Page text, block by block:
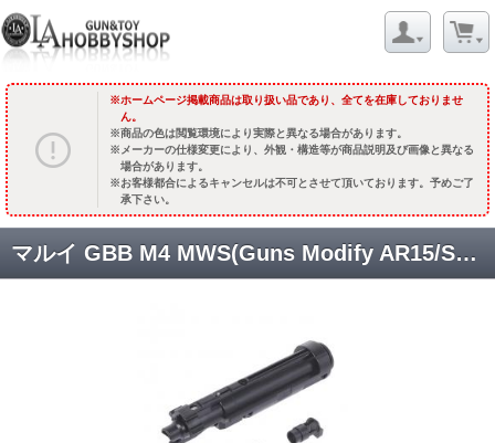
ホームページ掲載商品は取り扱い品であり、全てを在庫しておりませ
ん。
商品の色は閲覧環境により実際と異なる場合があります。
メーカーの仕様変更により、外観・構造等が商品説明及び画像と異なる
場合があります。
お客様都合によるキャンセルは不可とさせて頂いております。予めご了
承下さい。
マルイ GBB M4 MWS(Guns Modify AR15/SCAR-L GBB)用 EVO アジャスタブル ローディングノズルセット [GM0628] [取寄]